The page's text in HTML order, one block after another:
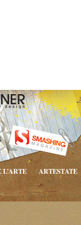
L’ARTE
ARTESTATE